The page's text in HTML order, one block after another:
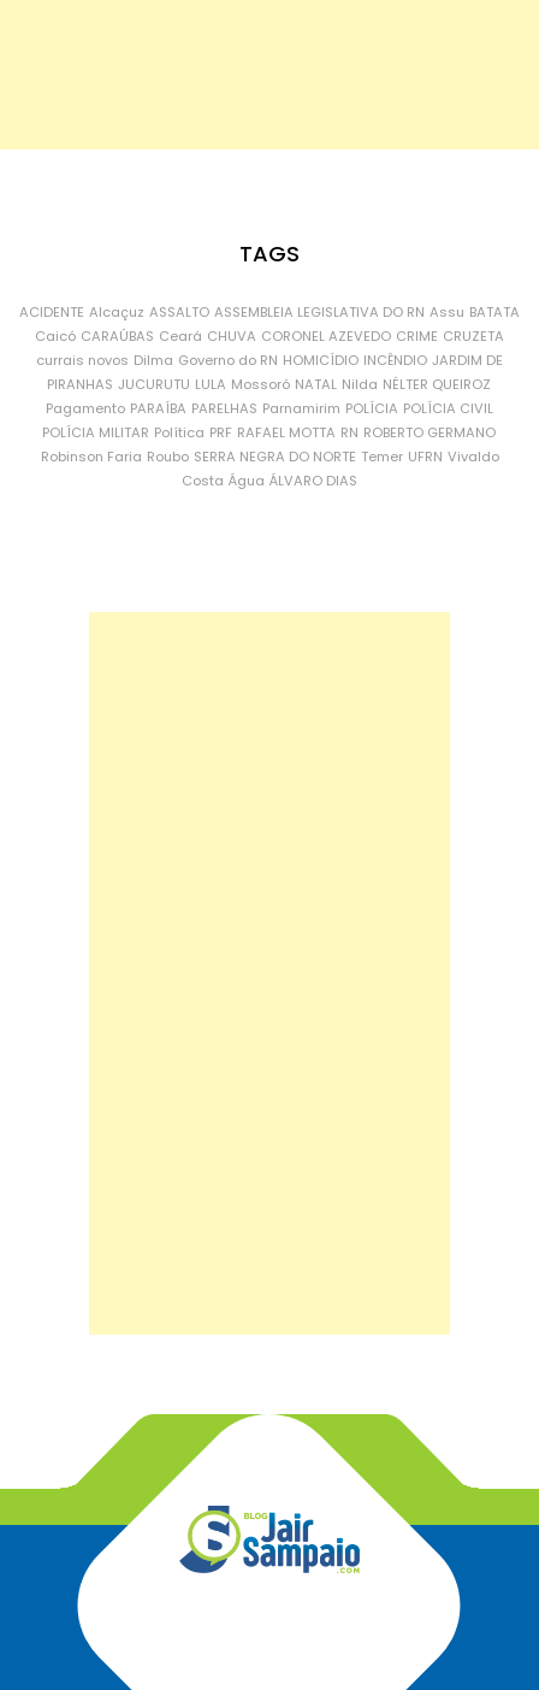
TAGS
ACIDENTE Alcaçuz ASSALTO ASSEMBLEIA LEGISLATIVA DO RN Assu BATATA
Caicó CARAÚBAS Ceará CHUVA CORONEL AZEVEDO CRIME CRUZETA
currais novos Dilma Governo do RN HOMICÍDIO INCÊNDIO JARDIM DE
PIRANHAS JUCURUTU LULA Mossoró NATAL Nilda NÉLTER QUEIROZ
Pagamento PARAÍBA PARELHAS Parnamirim POLÍCIA POLÍCIA CIVIL
POLÍCIA MILITAR Política PRF RAFAEL MOTTA RN ROBERTO GERMANO
Robinson Faria Roubo SERRA NEGRA DO NORTE Temer UFRN Vivaldo
Costa Água ÁLVARO DIAS